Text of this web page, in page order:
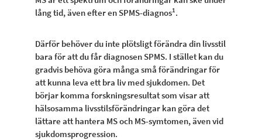
lång tid, även efter en SPMS-diagnos1.
Därför behöver du inte plötsligt förändra din livsstil
bara för att du får diagnosen SPMS. I stället kan du
gradvis behöva göra många små förändringar för
att kunna leva ett bra liv med sjukdomen. Det
börjar komma forskningsresultat som visar att
hälsosamma livsstilsförändringar kan göra det
lättare att hantera MS och MS-symtomen, även vid
sjukdomsprogression.